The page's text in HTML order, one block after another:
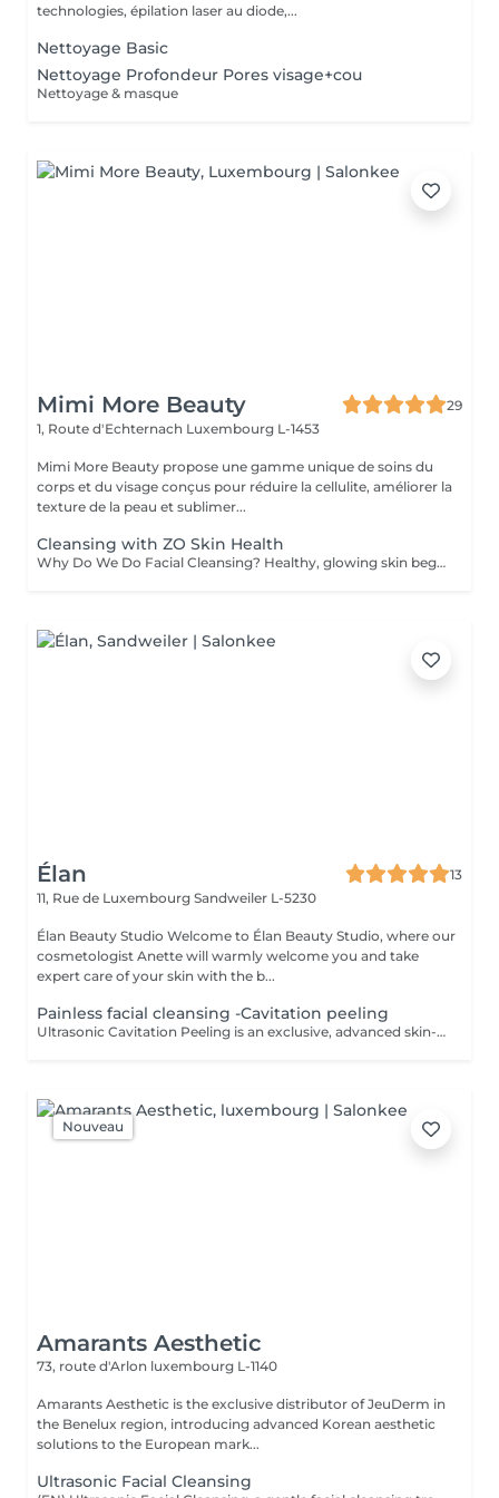
technologies, épilation laser au diode,...
Nettoyage Basic
Nettoyage Profondeur Pores visage+cou
Nettoyage & masque
Mimi More Beauty
29
1, Route d'Echternach Luxembourg L-1453
Mimi More Beauty propose une gamme unique de soins du
corps et du visage conçus pour réduire la cellulite, améliorer la
texture de la peau et sublimer...
Cleansing with ZO Skin Health
Why Do We Do Facial Cleansing? Healthy, glowing skin begins with proper cleansing. A professional facial cleansing goes beyond everyday washing, targeting impurities and buildup that regular skincare can't reach. Benefits of Facial Cleansing: - Removes dirt, excess oil, and dead skin cells - Unclogs pores and prevents breakouts - Stimulates blood circulation and skin renewal - Prepares the skin to absorb nourishing products more effectively - Leaves the complexion fresh, smooth, and radiant We perform every facial cleansing using premium ZO Skin Health formulas by Dr. Zein Obagi, providing medical-quality skincare with visible improvements. Recommended age: Facial cleansing is suitable for both women and men starting from the age of 12-15, when the skin often begins to experience excess oil and clogged pores. It is also highly beneficial for adults seeking to maintain healthy, radiant, and youthful-looking skin. Contraindications: Facial cleansing is not recommended in cases of: - Active skin infections or inflammation - Severe acne in the acute stage - Open wounds, cuts, or burns on the face - Skin allergies or individual intolerance to treatment ingredients - Certain dermatological or systemic conditions (consultation required) Before your session, our specialist will carefully assess your skin and offer the most effective treatment for you.
Élan
13
11, Rue de Luxembourg Sandweiler L-5230
Élan Beauty Studio Welcome to Élan Beauty Studio, where our
cosmetologist Anette will warmly welcome you and take
expert care of your skin with the b...
Painless facial cleansing -Cavitation peeling
Ultrasonic Cavitation Peeling is an exclusive, advanced skin-cleansing ritual that combines cutting-edge ultrasound technology with exceptionally gentle, luxury care. The treatment delivers deep purification, instant freshness, and a visible improvement in skin quality all without irritation or downtime. Using the phenomenon of ultrasonic cavitation, microscopic air bubbles effectively remove dead skin cells, excess sebum, and impurities from the skin's surface. The result is a complexion that feels silky-smooth, perfectly cleansed, and naturally radiant. At the same time, the treatment stimulates microcirculation and supports the skin's natural regenerative processes. The Luxury Effect on Your Skin deeply cleansed, fresh, and luminous skin smoother, more refined skin texture reduced appearance of pores diminished blackheads and congestion improved firmness and elasticity enhanced absorption of active ingredients Indications skin in need of deep yet gentle cleansing sensitive and couperose-prone skin oily, combination, and problematic skin excess sebum and environmental impurities dull complexion and loss of radiance preparation of the skin for advanced skincare treatments Contraindications pregnancy pacemaker or metal implants cancer or active oncological conditions active skin inflammation or infection epilepsy recent skin damage or open wounds thrombosis The treatment is painless, comfortable, and deeply relaxing, making it an ideal luxury event-ready facial or a refined addition to an exclusive skincare program. For optimal and long-lasting results, a personalized treatment series is recommended.
Nouveau
Amarants Aesthetic
73, route d'Arlon luxembourg L-1140
Amarants Aesthetic is the exclusive distributor of JeuDerm in
the Benelux region, introducing advanced Korean aesthetic
solutions to the European mark...
Ultrasonic Facial Cleansing